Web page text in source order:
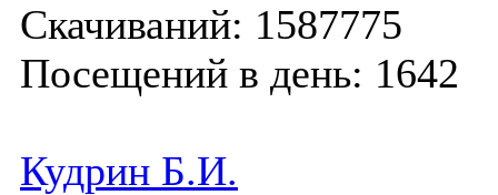
Скачиваний: 1587775
Посещений в день: 1642
Кудрин Б.И.